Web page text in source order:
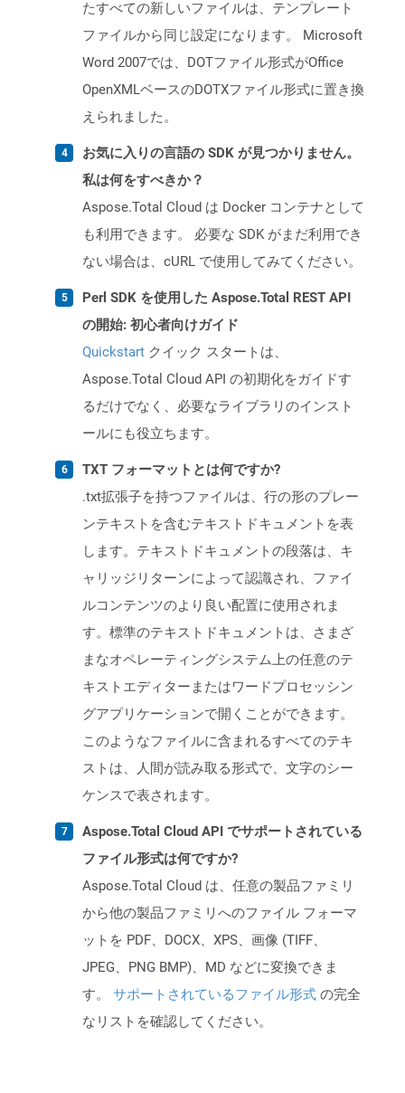
たすべての新しいファイルは、テンプレート
ファイルから同じ設定になります。 Microsoft
Word 2007では、DOTファイル形式がOffice
OpenXMLベースのDOTXファイル形式に置き換
えられました。
お気に入りの言語の SDK が見つかりません。
私は何をすべきか？
Aspose.Total Cloud は Docker コンテナとして
も利用できます。 必要な SDK がまだ利用でき
ない場合は、cURL で使用してみてください。
Perl SDK を使用した Aspose.Total REST API
の開始: 初心者向けガイド
Quickstart クイック スタートは、
Aspose.Total Cloud API の初期化をガイドす
るだけでなく、必要なライブラリのインスト
ールにも役立ちます。
TXT フォーマットとは何ですか?
.txt拡張子を持つファイルは、行の形のプレー
ンテキストを含むテキストドキュメントを表
します。テキストドキュメントの段落は、キ
ャリッジリターンによって認識され、ファイ
ルコンテンツのより良い配置に使用されま
す。標準のテキストドキュメントは、さまざ
まなオペレーティングシステム上の任意のテ
キストエディターまたはワードプロセッシン
グアプリケーションで開くことができます。
このようなファイルに含まれるすべてのテキ
ストは、人間が読み取る形式で、文字のシー
ケンスで表されます。
Aspose.Total Cloud API でサポートされている
ファイル形式は何ですか?
Aspose.Total Cloud は、任意の製品ファミリ
から他の製品ファミリへのファイル フォーマ
ットを PDF、DOCX、XPS、画像 (TIFF、
JPEG、PNG BMP)、MD などに変換できま
す。 サポートされているファイル形式 の完全
なリストを確認してください。